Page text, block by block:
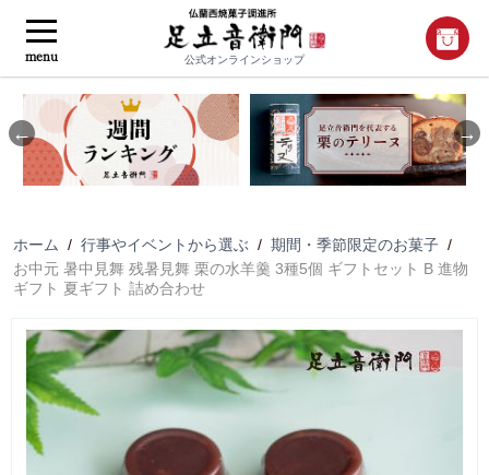
menu 公式オンラインショップ
Previous
ホーム / 行事やイベントから選ぶ / 期間・季節限定のお菓子 /
お中元 暑中見舞 残暑見舞 栗の水羊羹 3種5個 ギフトセット B 進物
ギフト 夏ギフト 詰め合わせ